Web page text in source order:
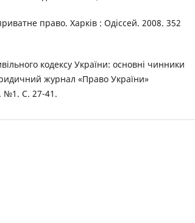
право. Харків : Одіссей. 2008. 352
кодексу України: основні чинники
журнал «Право України»
№1. С. 27-41.